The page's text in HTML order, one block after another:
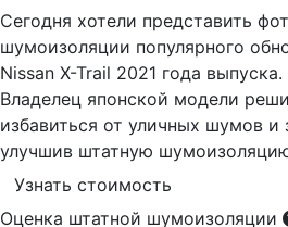
Сегодня хотели представить
шумоизоляции популярного
Nissan X-Trail 2021 года выпуска.
Владелец японской модели
избавиться от уличных шумов
улучшив штатную
Узнать стоимость
Оценка штатной шумоизоляции